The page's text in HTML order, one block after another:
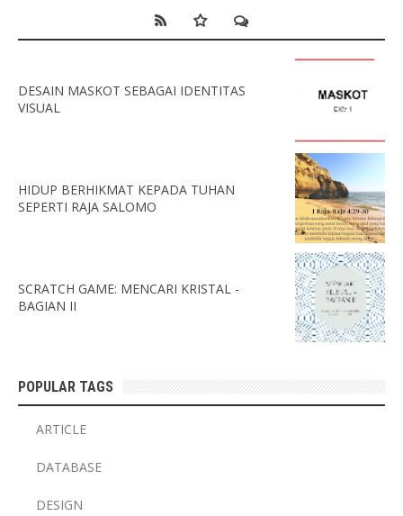
DESAIN MASKOT SEBAGAI IDENTITAS
VISUAL
HIDUP BERHIKMAT KEPADA TUHAN
SEPERTI RAJA SALOMO
SCRATCH GAME: MENCARI KRISTAL -
BAGIAN II
POPULAR TAGS
ARTICLE
DATABASE
DESIGN